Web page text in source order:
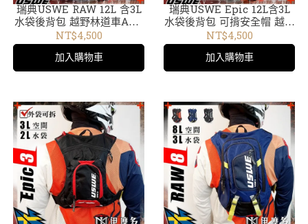
瑞典USWE RAW 12L 含3L
水袋後背包 越野林道車ADV
外袋可拆輕巧無彈跳水袋包
藍V-2123439
NT$4,500
加入購物車
瑞典USWE Epic 12L含3L
水袋後背包 可揹安全帽 越野
水袋包 腳踏車爬山慢跑。黑
紅V-2123130
NT$4,500
加入購物車